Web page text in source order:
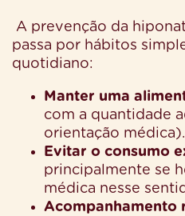
A prevenção da
passa por hábitos
quotidiano:
Manter uma
com a quantidade
orientação médica).
Evitar o consumo
principalmente se
médica nesse
Acompanhamento